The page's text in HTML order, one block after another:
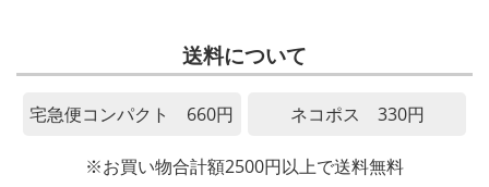
送料について
宅急便コンパクト 660円 ネコポス 330円
※お買い物合計額2500円以上で送料無料